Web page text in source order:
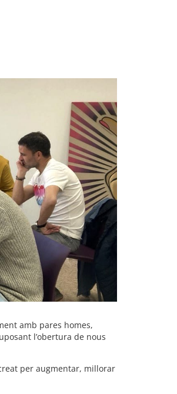
amb pares homes,
l’obertura de nous
per augmentar, millorar